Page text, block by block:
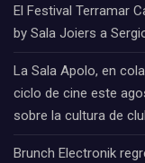
El Festival Terramar
by Sala Joiers a
La Sala Apolo, en
ciclo de cine este
sobre la cultura de
Brunch Electronik